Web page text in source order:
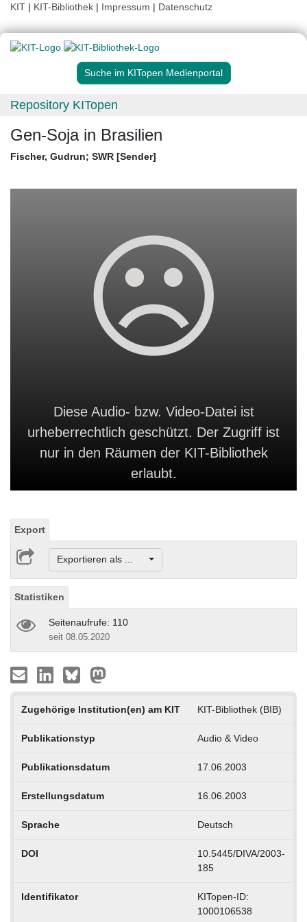
KIT | KIT-Bibliothek | Impressum | Datenschutz
Suche im KITopen Medienportal
Repository KITopen
Gen-Soja in Brasilien
Fischer, Gudrun; SWR [Sender]
Diese Audio- bzw. Video-Datei ist
urheberrechtlich geschützt. Der Zugriff ist
nur in den Räumen der KIT-Bibliothek
erlaubt.
Export
Exportieren als ...
Statistiken
Seitenaufrufe: 110
seit 08.05.2020
Zugehörige Institution(en) am KIT KIT-Bibliothek (BIB)
Publikationstyp Audio & Video
Publikationsdatum 17.06.2003
Erstellungsdatum 16.06.2003
Sprache Deutsch
DOI
10.5445/DIVA/2003-
185
Identifikator
KITopen-ID:
1000106538